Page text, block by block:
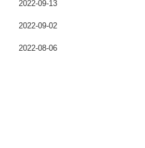
2022-09-13
2022-09-02
2022-08-06